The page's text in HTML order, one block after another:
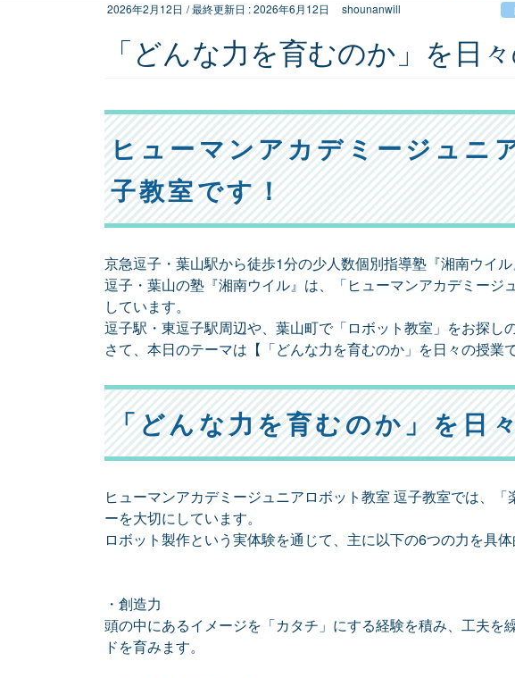
2026年2月12日 / 最終更新日 :2026年6月12日 shounanwill
「どんな力を育むのか」を日
ヒューマンアカデミージュニ
子教室です！
京急逗子・葉山駅から徒歩1分の少人数個別指導塾『湘南ウイル
逗子・葉山の塾『湘南ウイル』は、「ヒューマンアカデミージ
しています。
逗子駅・東逗子駅周辺や、葉山町で「ロボット教室」をお探し
さて、本日のテーマは【「どんな力を育むのか」を日々の授業
「どんな力を育むのか」を日
ヒューマンアカデミージュニアロボット教室 逗子教室では、
ーを大切にしています。
ロボット製作という実体験を通じて、主に以下の6つの力を具体
・創造力
頭の中にあるイメージを「カタチ」にする経験を積み、工夫を
ドを育みます。